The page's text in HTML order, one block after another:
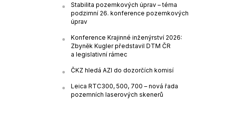
Stabilita pozemkových úprav – téma
podzimní 26. konference pozemkových
úprav
Konference Krajinné inženýrství 2026:
Zbyněk Kugler představil DTM ČR
a legislativní rámec
ČKZ hledá AZI do dozorčích komisí
Leica RTC300, 500, 700 – nová řada
pozemních laserových skenerů